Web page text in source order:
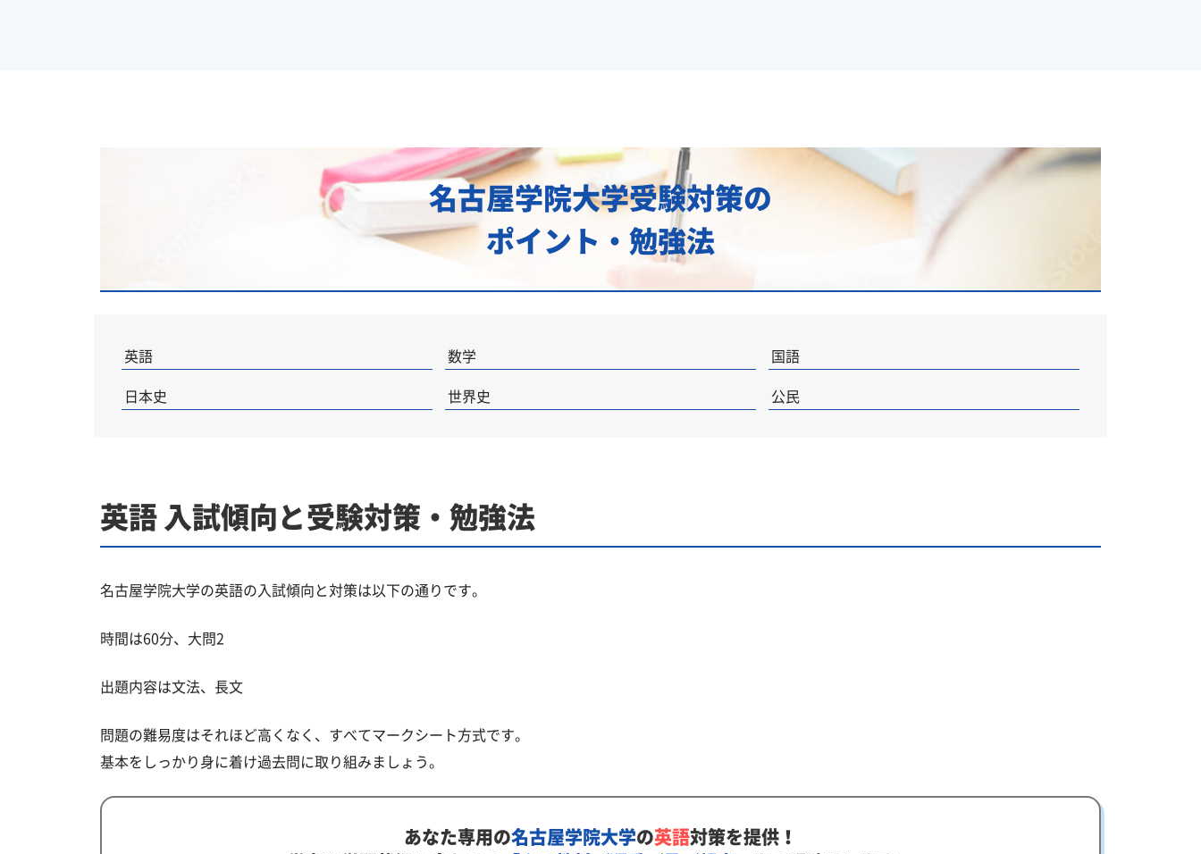
名古屋学院大学受験対策の
ポイント・勉強法
英語 数学
国語
日本史
世界史 公民
英語 入試傾向と受験対策・勉強法
名古屋学院大学の英語の入試傾向と対策は以下の通りです。
時間は60分、大問2
出題内容は文法、長文
問題の難易度はそれほど高くなく、すべてマークシート方式です。
基本をしっかり身に着け過去問に取り組みましょう。
あなた専用の名古屋学院大学の英語対策を提供！